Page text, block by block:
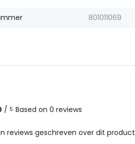
801011069
/ 5 Based on 0 reviews
reviews geschreven over dit